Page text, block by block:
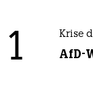
1 Krise
AfD-